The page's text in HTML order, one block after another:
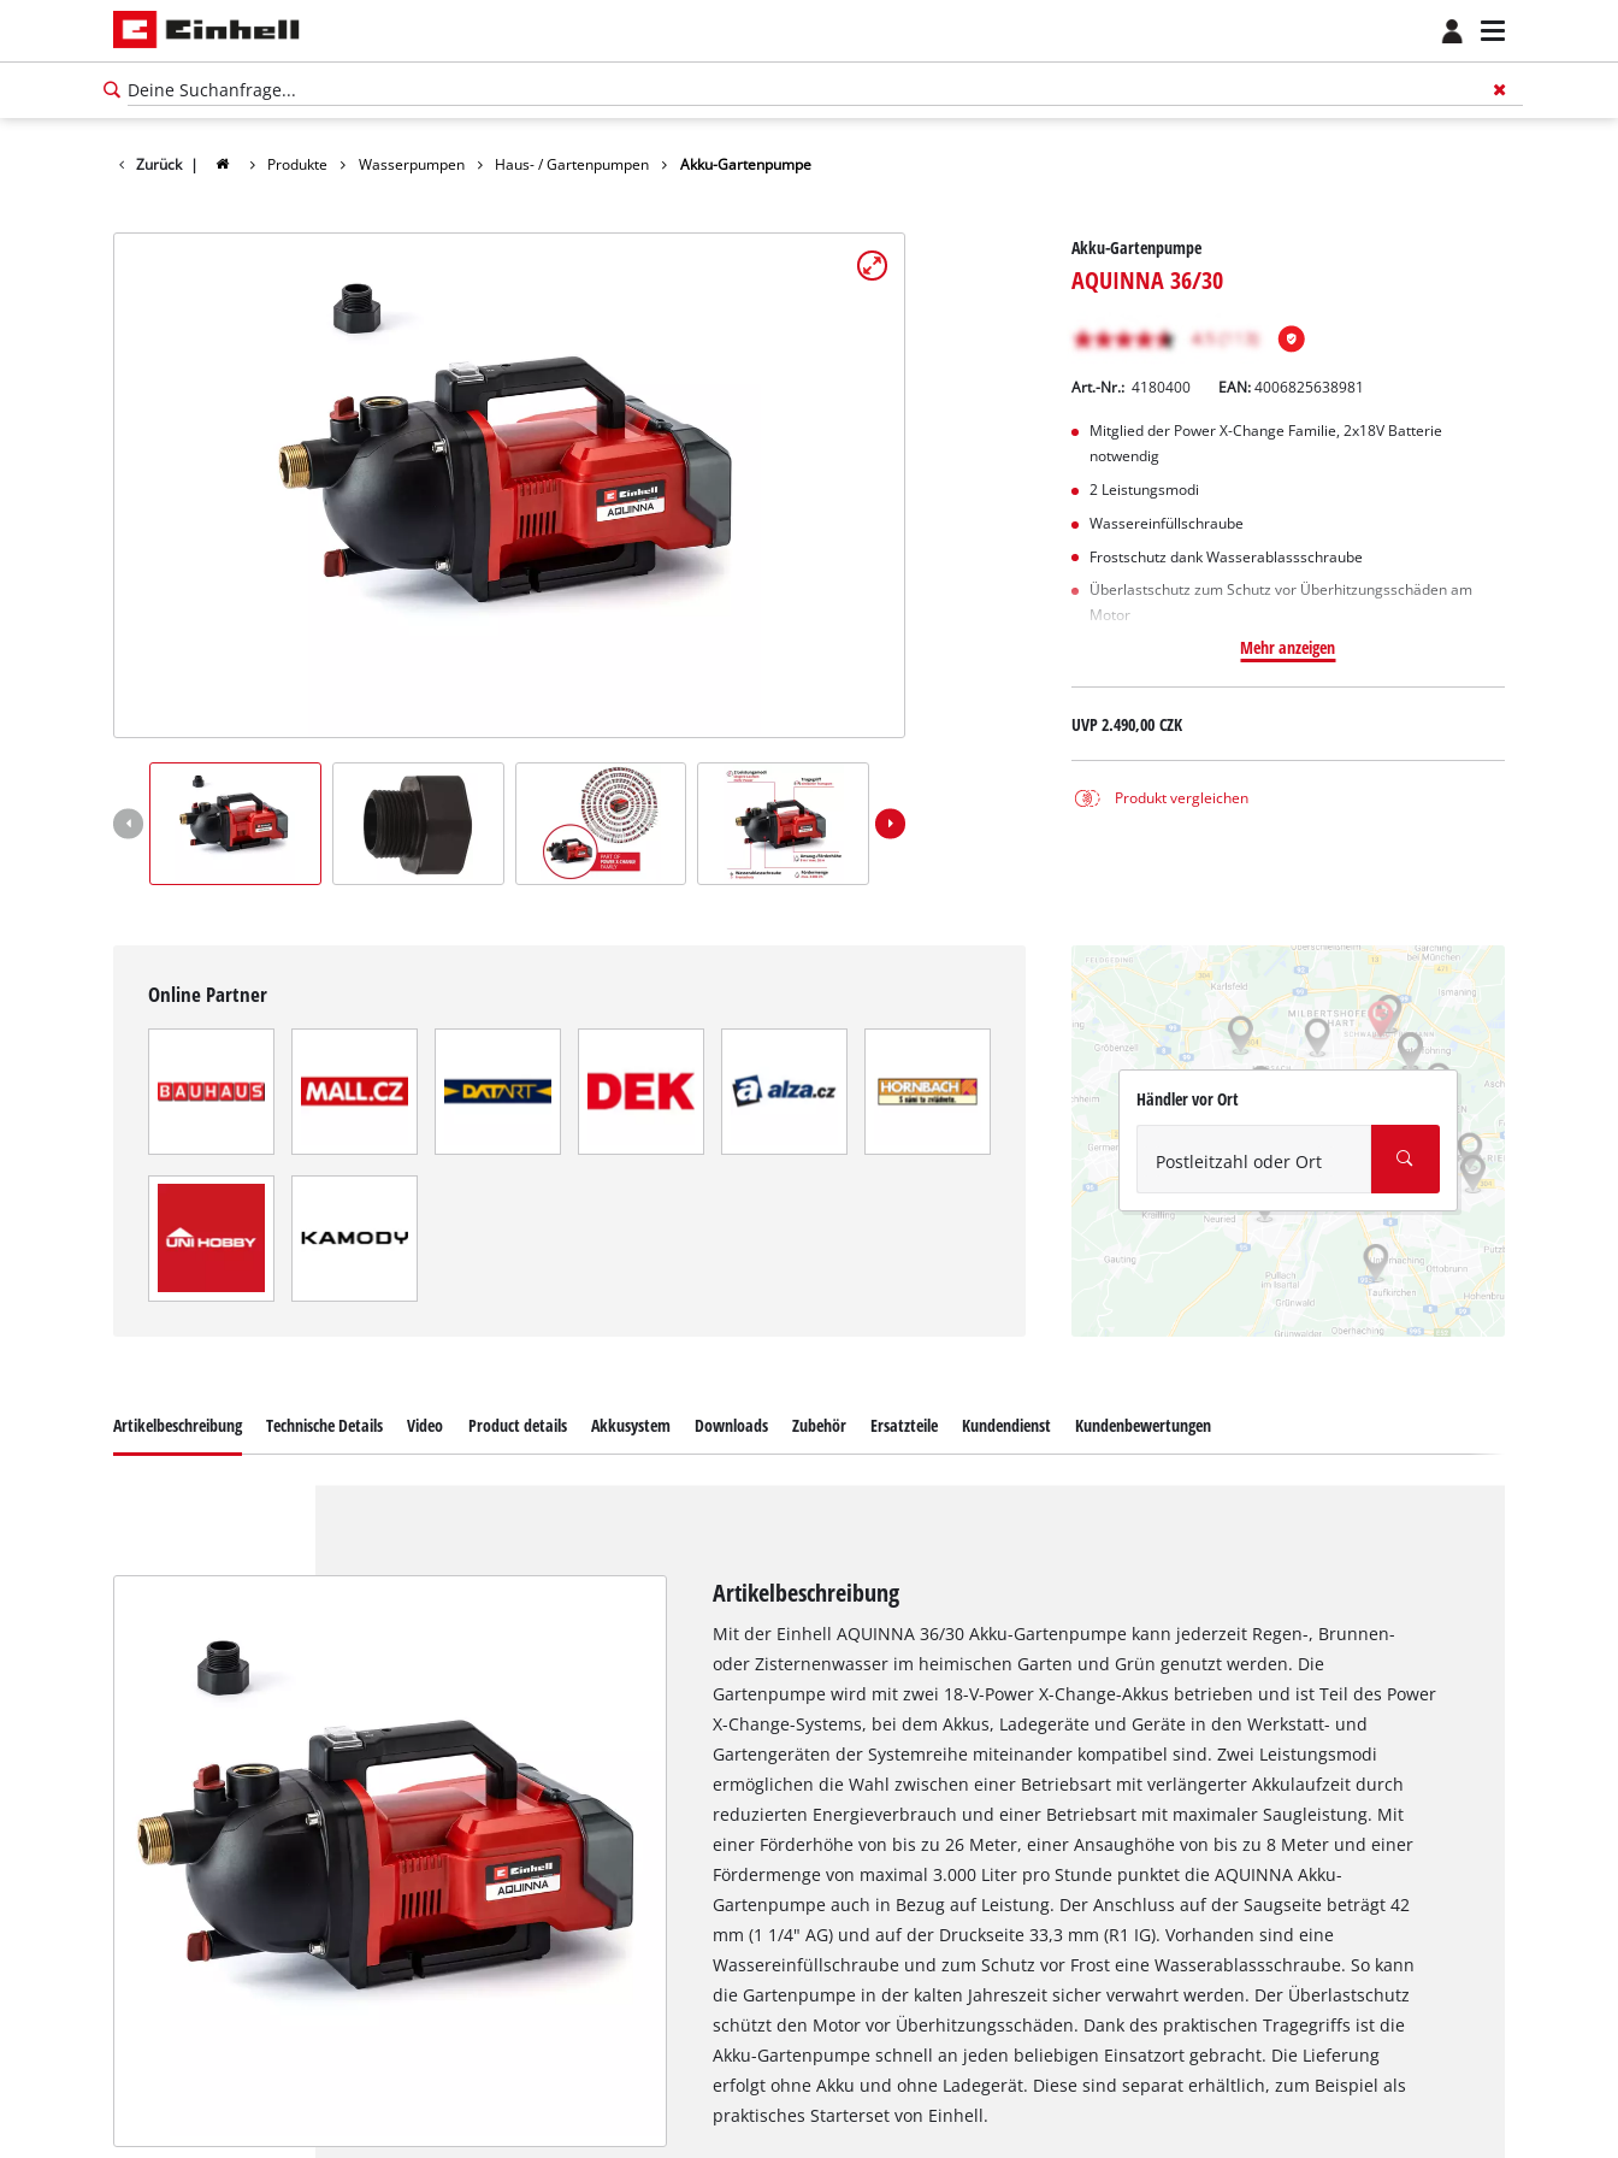
Zurück | Produkte Wasserpumpen Haus- / Gartenpumpen Akku-Gartenpumpe
Akku-Gartenpumpe
AQUINNA 36/30
Art.-Nr.: 4180400 EAN:4006825638981
Mitglied der Power X-Change Familie, 2x18V Batterie
notwendig
2 Leistungsmodi
Wassereinfüllschraube
Frostschutz dank Wasserablassschraube
Überlastschutz zum Schutz vor Überhitzungsschäden am
Motor
Mehr anzeigen
UVP2.490,00 CZK
Produkt vergleichen
Online Partner
Händler vor Ort
Postleitzahl oder Ort
Artikelbeschreibung Technische Details Video Product details Akkusystem Downloads Zubehör Ersatzteile Kundendienst Kundenbewertungen
Artikelbeschreibung
Mit der Einhell AQUINNA 36/30 Akku-Gartenpumpe kann jederzeit Regen-, Brunnen-
oder Zisternenwasser im heimischen Garten und Grün genutzt werden. Die
Gartenpumpe wird mit zwei 18-V-Power X-Change-Akkus betrieben und ist Teil des Power
X-Change-Systems, bei dem Akkus, Ladegeräte und Geräte in den Werkstatt- und
Gartengeräten der Systemreihe miteinander kompatibel sind. Zwei Leistungsmodi
ermöglichen die Wahl zwischen einer Betriebsart mit verlängerter Akkulaufzeit durch
reduzierten Energieverbrauch und einer Betriebsart mit maximaler Saugleistung. Mit
einer Förderhöhe von bis zu 26 Meter, einer Ansaughöhe von bis zu 8 Meter und einer
Fördermenge von maximal 3.000 Liter pro Stunde punktet die AQUINNA Akku-
Gartenpumpe auch in Bezug auf Leistung. Der Anschluss auf der Saugseite beträgt 42
mm (1 1/4" AG) und auf der Druckseite 33,3 mm (R1 IG). Vorhanden sind eine
Wassereinfüllschraube und zum Schutz vor Frost eine Wasserablassschraube. So kann
die Gartenpumpe in der kalten Jahreszeit sicher verwahrt werden. Der Überlastschutz
schützt den Motor vor Überhitzungsschäden. Dank des praktischen Tragegriffs ist die
Akku-Gartenpumpe schnell an jeden beliebigen Einsatzort gebracht. Die Lieferung
erfolgt ohne Akku und ohne Ladegerät. Diese sind separat erhältlich, zum Beispiel als
praktisches Starterset von Einhell.